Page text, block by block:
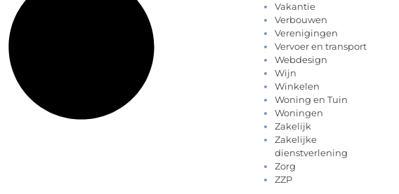
Vakantie
Verbouwen
Verenigingen
Vervoer en transport
Webdesign
Wijn
Winkelen
Woning en Tuin
Woningen
Zakelijk
Zakelijke
dienstverlening
Zorg
ZZP